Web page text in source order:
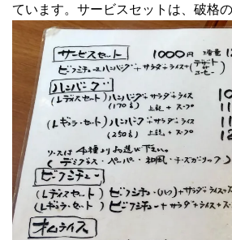
ています。サービスセットは、破格